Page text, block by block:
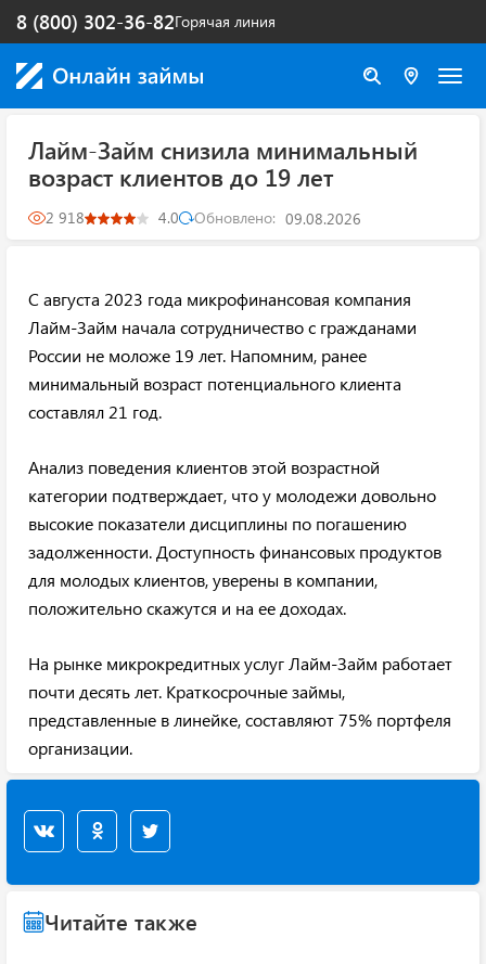
Горячая линия
8 (800) 302-36-82
Лайм-Займ снизила минимальный
возраст клиентов до 19 лет
2 918 4.0 Обновлено: 09.08.2026
С августа 2023 года микрофинансовая компания
Лайм-Займ начала сотрудничество с гражданами
России не моложе 19 лет. Напомним, ранее
минимальный возраст потенциального клиента
составлял 21 год.
Анализ поведения клиентов этой возрастной
категории подтверждает, что у молодежи довольно
высокие показатели дисциплины по погашению
задолженности. Доступность финансовых продуктов
для молодых клиентов, уверены в компании,
положительно скажутся и на ее доходах.
На рынке микрокредитных услуг Лайм-Займ работает
почти десять лет. Краткосрочные займы,
представленные в линейке, составляют 75% портфеля
организации.
Читайте также